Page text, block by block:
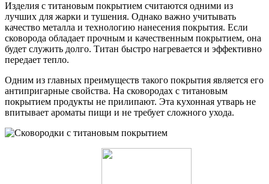
Изделия с титановым покрытием считаются одними из
лучших для жарки и тушения. Однако важно учитывать
качество металла и технологию нанесения покрытия. Если
сковорода обладает прочным и качественным покрытием, она
будет служить долго. Титан быстро нагревается и эффективно
передает тепло.
Одним из главных преимуществ такого покрытия является его
антипригарные свойства. На сковородах с титановым
покрытием продукты не прилипают. Эта кухонная утварь не
впитывает ароматы пищи и не требует сложного ухода.